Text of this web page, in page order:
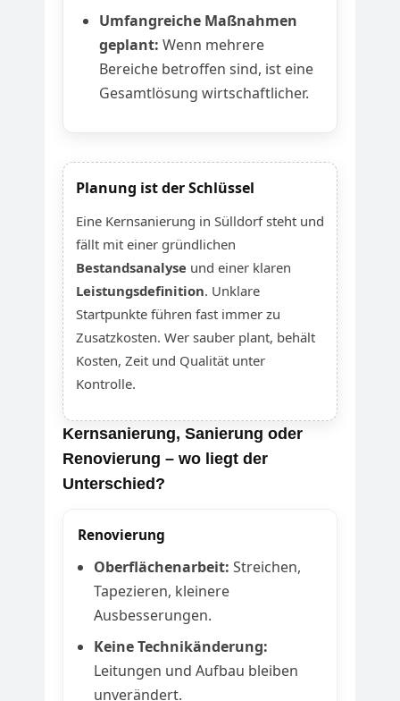
Umfangreiche Maßnahmen
geplant: Wenn mehrere
Bereiche betroffen sind, ist eine
Gesamtlösung wirtschaftlicher.
Planung ist der Schlüssel
Eine Kernsanierung in Sülldorf steht und
fällt mit einer gründlichen
Bestandsanalyse und einer klaren
Leistungsdefinition. Unklare
Startpunkte führen fast immer zu
Zusatzkosten. Wer sauber plant, behält
Kosten, Zeit und Qualität unter
Kontrolle.
Kernsanierung, Sanierung oder
Renovierung – wo liegt der
Unterschied?
Renovierung
Oberflächenarbeit: Streichen,
Tapezieren, kleinere
Ausbesserungen.
Keine Technikänderung:
Leitungen und Aufbau bleiben
unverändert.